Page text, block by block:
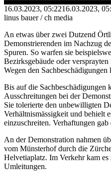
16.03.2023, 05:2216.03.2023,
linus bauer / ch media
An etwas über zwei Dutzend
Demonstrierenden im Nachzug
Spuren. So warfen sie
Bezirksgebäude oder
Wegen den
Bis auf die Sachbeschädigungen
Ausschreitungen bei der
Sie tolerierte den unbewilligten
Verhältnismässigkeit und behielt
einzuschreiten. Verhaftungen gab
An der Demonstration nahmen
vom Münsterhof durch die
Helvetiaplatz. Im Verkehr kam
Umleitungen.